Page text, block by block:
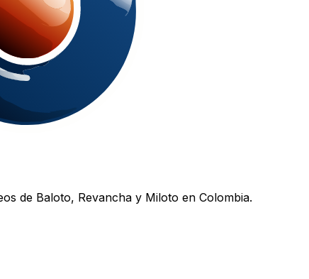
de Baloto, Revancha y Miloto en Colombia.